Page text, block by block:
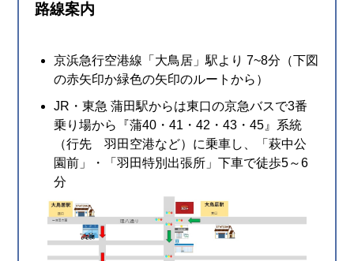
路線案内
京浜急行空港線「大鳥居」駅より 7~8分（下図
の赤矢印か緑色の矢印のルートから）
JR・東急 蒲田駅からは東口の京急バスで3番
乗り場から『蒲40・41・42・43・45』系統
（行先 羽田空港など）に乗車し、「萩中公
園前」・「羽田特別出張所」下車で徒歩5～6
分